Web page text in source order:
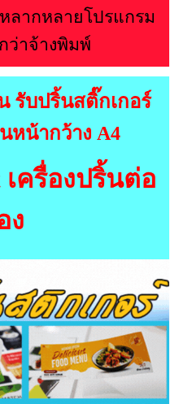
ลากหลายโปรแกรม
ว่าจ้างพิมพ์
รับปริ้นสติ๊กเกอร์
หน้ากว้าง A4
ครื่องปริ้นต่อ
ง